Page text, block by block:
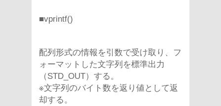
■vprintf()
配列形式の情報を引数で受け取り、フ
ォーマットした文字列を標準出力
（STD_OUT）する。
※文字列のバイト数を返り値として返
却する。